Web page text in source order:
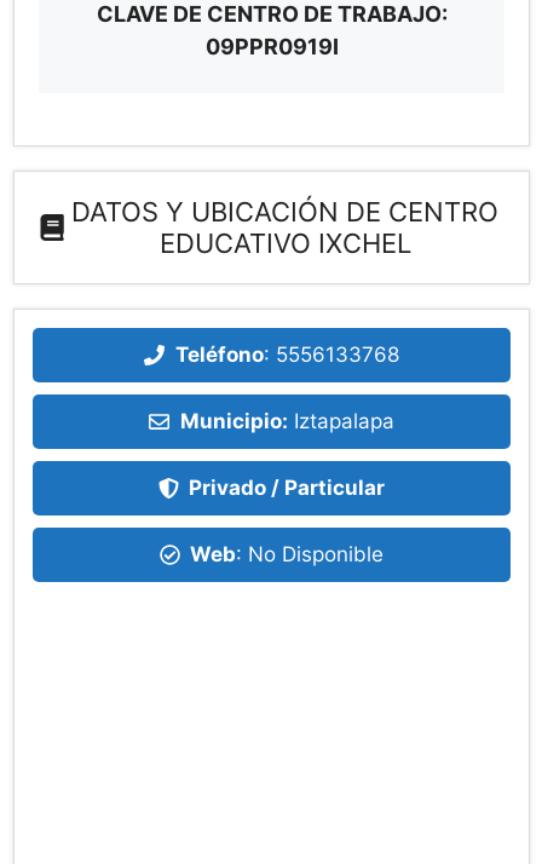
CLAVE DE CENTRO DE TRABAJO:
09PPR0919I
DATOS Y UBICACIÓN DE CENTRO
EDUCATIVO IXCHEL
Teléfono: 5556133768
Municipio: Iztapalapa
Privado / Particular
Web: No Disponible